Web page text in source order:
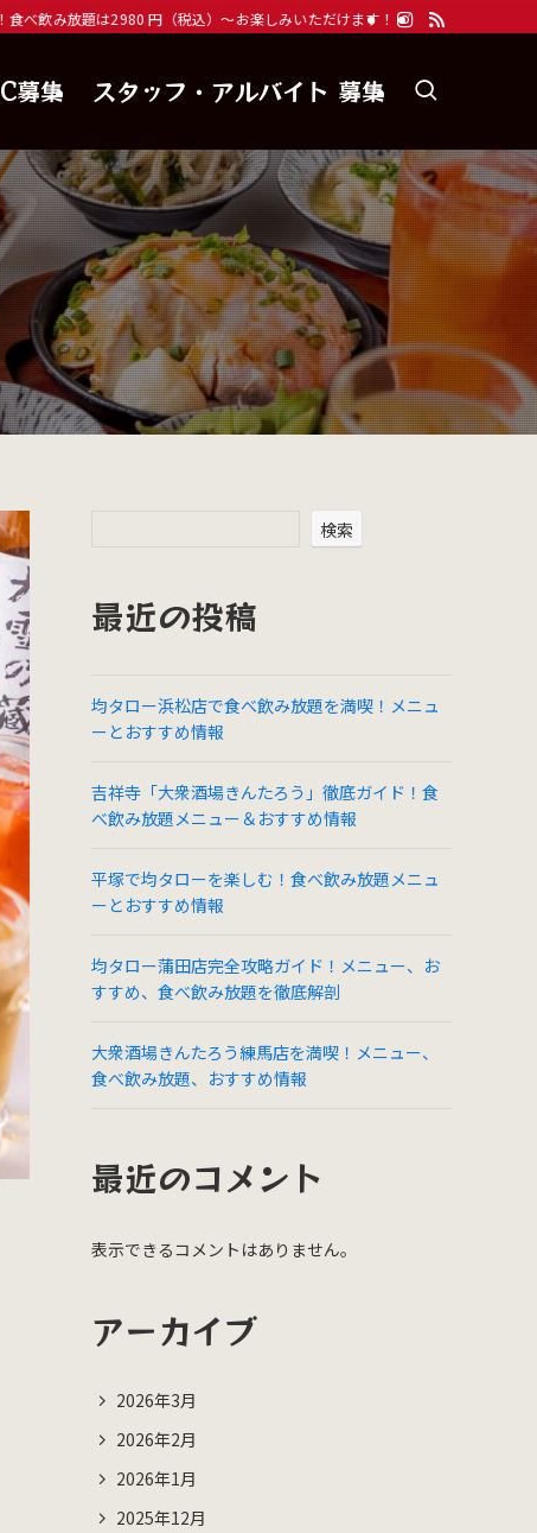
込）～お楽しみいただけます！宴会ならコスパ系居酒屋 均タロー！へ☆
募集 スタッフ・アルバイト 募集
検索
最近の投稿
均タロー浜松店で食べ飲み放題を満喫！メニュ
ーとおすすめ情報
吉祥寺「大衆酒場きんたろう」徹底ガイド！食
べ飲み放題メニュー＆おすすめ情報
平塚で均タローを楽しむ！食べ飲み放題メニュ
ーとおすすめ情報
均タロー蒲田店完全攻略ガイド！メニュー、お
すすめ、食べ飲み放題を徹底解剖
大衆酒場きんたろう練馬店を満喫！メニュー、
食べ飲み放題、おすすめ情報
最近のコメント
表示できるコメントはありません。
アーカイブ
2026年3月
2026年2月
2026年1月
2025年12月